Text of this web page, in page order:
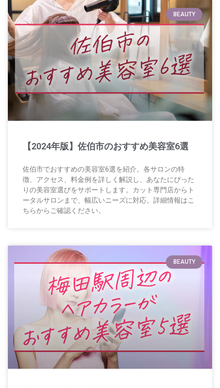
BEAUTY
【2024年版】佐伯市のおすすめ美容室6選
佐伯市でおすすめの美容室6選を紹介。各サロンの特
徴、アクセス、料金例を詳しく解説し、あなたにぴった
りの美容室選びをサポートします。カット専門店からト
ータルサロンまで、幅広いニーズに対応。詳細情報はこ
ちらからご確認ください。
BEAUTY